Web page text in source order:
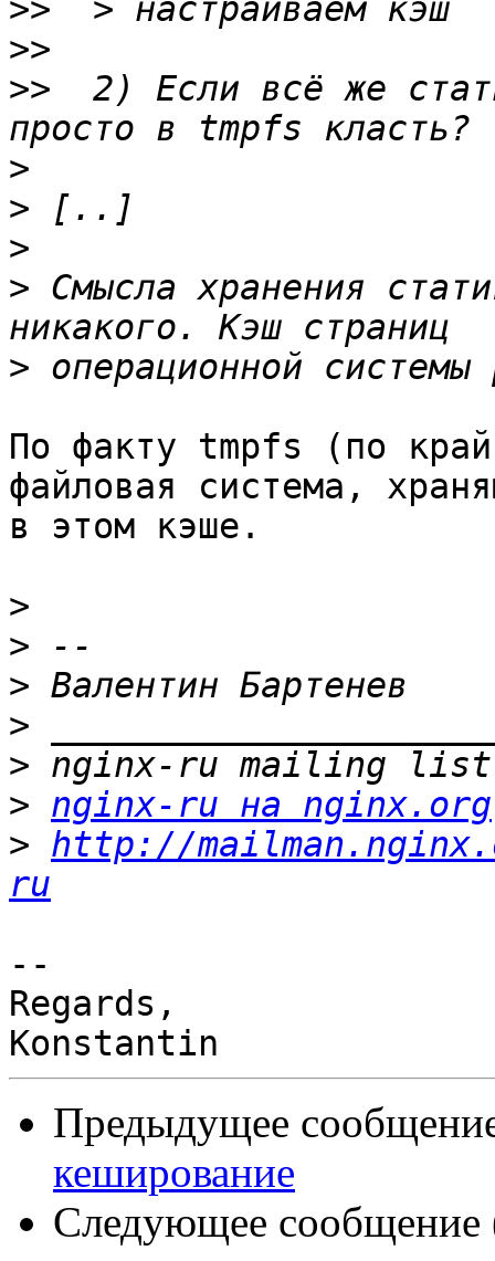
>>
>>
>> 2) Если всё же
>
>
>
> Смысла хранения
>
По факту tmpfs (по
файловая система,
в этом кэше.
>
>
>
>
>
> nginx-ru на nginx.org
> http://
ru
--
Regards,
Предыдущее
кеширование
Следующее сообщение